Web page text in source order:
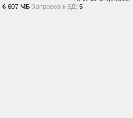
6,607 МБ Запросов к БД: 5